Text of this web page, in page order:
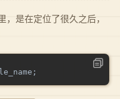
是在定位了很久之后，
;